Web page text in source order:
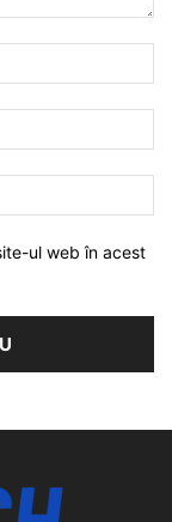
ul web în acest